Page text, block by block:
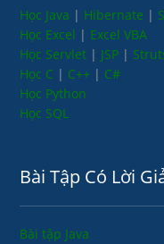
Học Java | Hibernate |
Học Excel | Excel VBA
Học Servlet | JSP |
Học C | C++ | C#
Học Python
Học SQL
Bài Tập Có Lời
Bài tập Java